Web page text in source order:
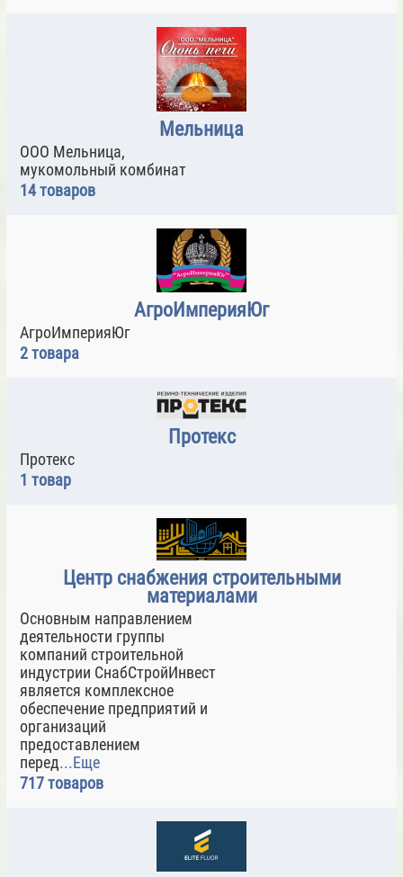
Мельница
ООО Мельница,
мукомольный комбинат
14 товаров
АгроИмперияЮг
АгроИмперияЮг
2 товара
Протекс
Протекс
1 товар
Центр снабжения строительными
материалами
Основным направлением
деятельности группы
компаний строительной
индустрии СнабСтройИнвест
является комплексное
обеспечение предприятий и
организаций
предоставлением
перед...Еще
717 товаров